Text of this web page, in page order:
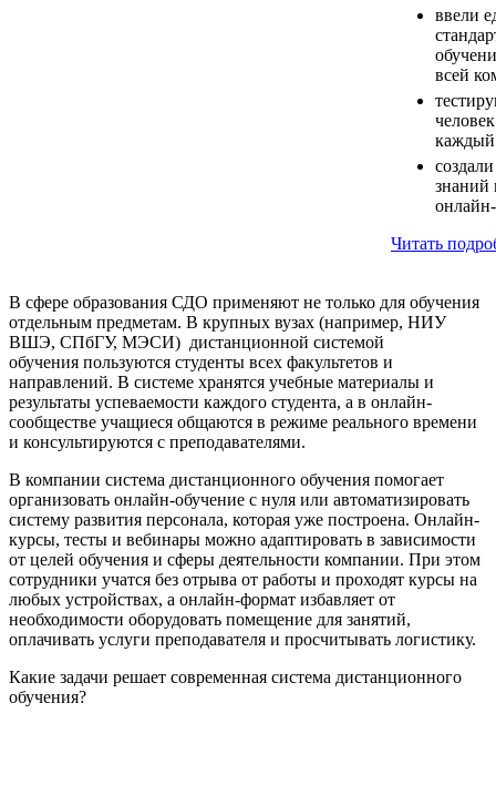
ввели
всей
человек
каждый
знаний
Читать
В сфере образования СДО применяют не только для обучения
отдельным предметам. В крупных вузах (например, НИУ
ВШЭ, СПбГУ, МЭСИ) дистанционной системой
обучения пользуются студенты всех факультетов и
направлений. В системе хранятся учебные материалы и
результаты успеваемости каждого студента, а в онлайн-
сообществе учащиеся общаются в режиме реального времени
и консультируются с преподавателями.
В компании система дистанционного обучения помогает
организовать онлайн-обучение с нуля или автоматизировать
систему развития персонала, которая уже построена. Онлайн-
курсы, тесты и вебинары можно адаптировать в зависимости
от целей обучения и сферы деятельности компании. При этом
сотрудники учатся без отрыва от работы и проходят курсы на
любых устройствах, а онлайн-формат избавляет от
необходимости оборудовать помещение для занятий,
оплачивать услуги преподавателя и просчитывать логистику.
Какие задачи решает современная система дистанционного
обучения?